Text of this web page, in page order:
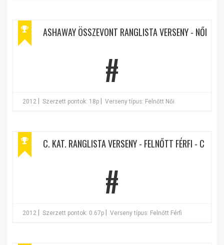
ASHAWAY ÖSSZEVONT RANGLISTA VERSENY - NŐI
#
2012 Szerzett pontok: 18p Verseny típus: Felnőtt Női
C. KAT. RANGLISTA VERSENY - FELNŐTT FÉRFI - C
#
2012 Szerzett pontok: 0.67p Verseny típus: Felnőtt Férfi